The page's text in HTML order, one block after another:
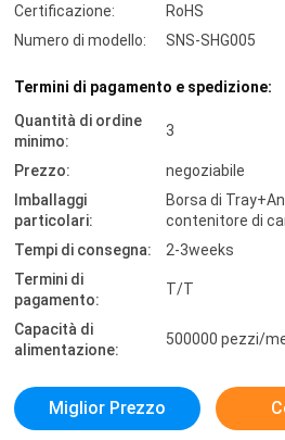
Certificazione:
RoHS
Numero di modello:
SNS-SHG005
Termini di pagamento e spedizione:
Quantità di ordine
minimo:
3
Prezzo:
negoziabile
Imballaggi
particolari:
Borsa di
contenitore di
Tempi di consegna:
2-3weeks
Termini di
pagamento:
T/T
Capacità di
alimentazione:
500000 pezzi/
Miglior Prezzo